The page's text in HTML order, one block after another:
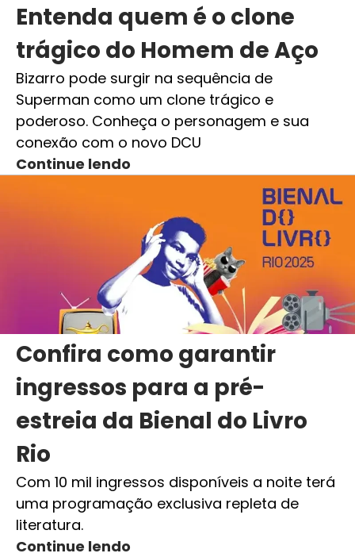
Entenda quem é o clone
trágico do Homem de Aço
Bizarro pode surgir na sequência de
Superman como um clone trágico e
poderoso. Conheça o personagem e sua
conexão com o novo DCU
Continue lendo
Confira como garantir
ingressos para a pré-
estreia da Bienal do Livro
Rio
Com 10 mil ingressos disponíveis a noite terá
uma programação exclusiva repleta de
literatura.
Continue lendo